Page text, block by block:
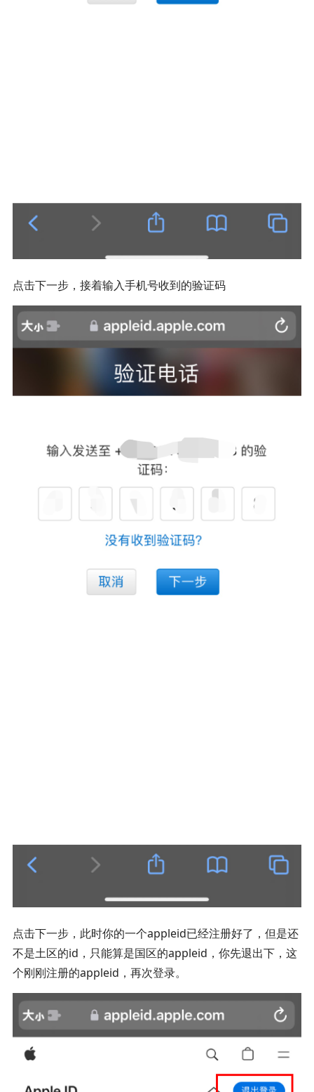
点击下一步，接着输入手机号收到的验证码
点击下一步，此时你的一个appleid已经注册好了，但是还
不是土区的id，只能算是国区的appleid，你先退出下，这
个刚刚注册的appleid，再次登录。